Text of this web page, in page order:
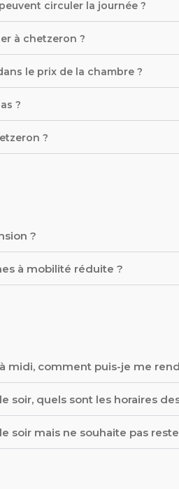
circuler la journée ?
à chetzeron ?
le prix de la chambre ?
?
?
?
à mobilité réduite ?
midi, comment puis-je me
soir, quels sont les horaires
soir mais ne souhaite pas